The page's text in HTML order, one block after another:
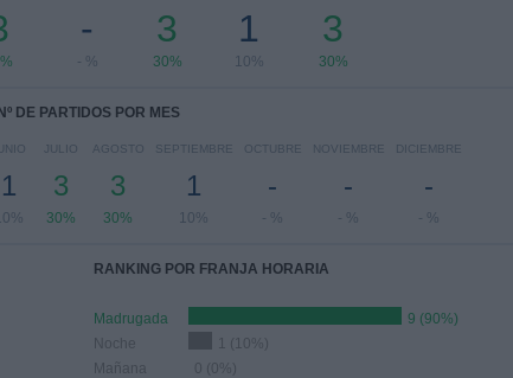
-
- %
3
30%
1
10%
3
30%
Nº DE PARTIDOS POR MES
1
JULIO
3
30%
AGOSTO
3
30%
SEPTIEMBRE
1
10%
OCTUBRE
-
- %
NOVIEMBRE
-
- %
DICIEMBRE
-
- %
RANKING POR FRANJA HORARIA
Madrugada
9 (90%)
Noche
1 (10%)
Mañana
0 (0%)